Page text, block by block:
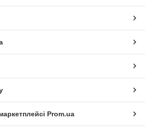
Prom.ua